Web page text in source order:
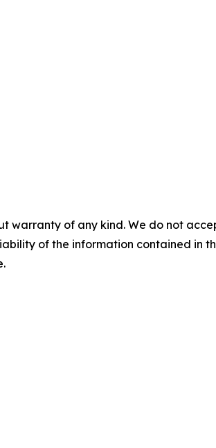
warranty of any kind. We do not
of the information contained in